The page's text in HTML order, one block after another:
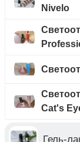
Nivelo
Cat's
Гель-